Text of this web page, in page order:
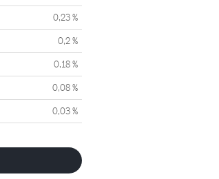
0,23 %
0,2 %
0,18 %
0,08 %
0,03 %